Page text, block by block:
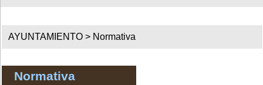
AYUNTAMIENTO > Normativa
Normativa